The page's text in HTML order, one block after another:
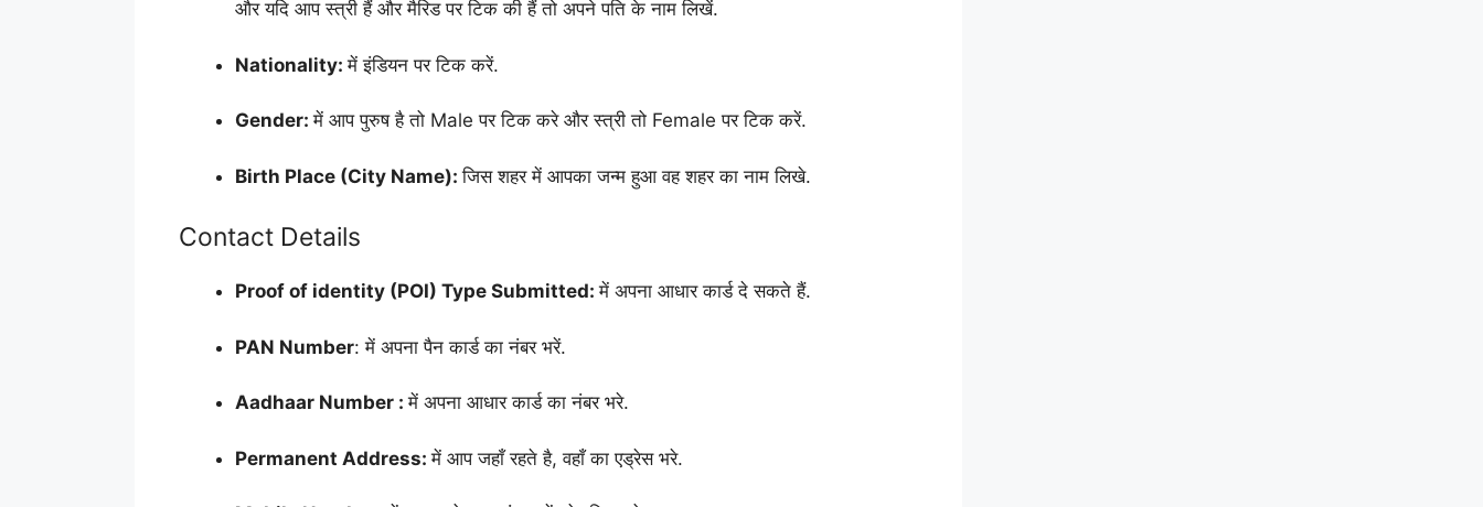
और यदि आप स्त्री हैं और मैरिड पर टिक की हैं तो अपने पति के नाम लिखें.
Nationality:में इंडियन पर टिक करें.
Gender:में आप पुरुष है तो Male पर टिक करे और स्त्री तो Female पर टिक करें.
Birth Place (City Name):जिस शहर में आपका जन्म हुआ वह शहर का नाम लिखे.
Contact Details
Proof of identity (POI) Type Submitted:में अपना आधार कार्ड दे सकते हैं.
PAN Number: में अपना पैन कार्ड का नंबर भरें.
Aadhaar Number :में अपना आधार कार्ड का नंबर भरे.
Permanent Address:में आप जहाँ रहते है, वहाँ का एड्रेस भरे.